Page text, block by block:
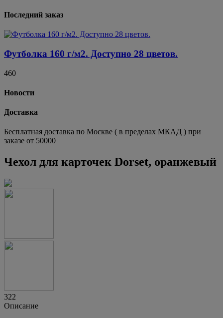
Последний заказ
Футболка 160 г/м2. Доступно 28 цветов.
460
Новости
Доставка
Бесплатная доставка по Москве ( в пределах МКАД ) при
заказе от 50000
Чехол для карточек Dorset, оранжевый
322
Описание